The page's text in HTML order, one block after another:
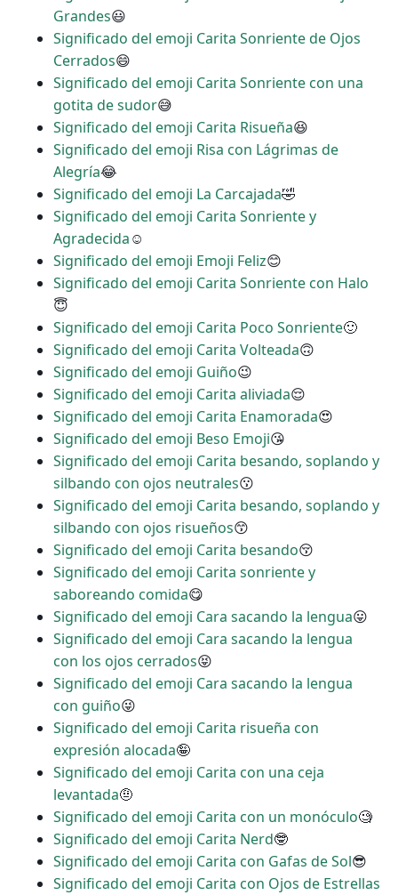
Grandes😃
Significado del emoji Carita Sonriente de Ojos
Cerrados😄
Significado del emoji Carita Sonriente con una
gotita de sudor😅
Significado del emoji Carita Risueña😆
Significado del emoji Risa con Lágrimas de
Alegría😂
Significado del emoji La Carcajada🤣
Significado del emoji Carita Sonriente y
Agradecida☺
Significado del emoji Emoji Feliz😊
Significado del emoji Carita Sonriente con Halo
😇
Significado del emoji Carita Poco Sonriente🙂
Significado del emoji Carita Volteada🙃
Significado del emoji Guiño😉
Significado del emoji Carita aliviada😌
Significado del emoji Carita Enamorada😍
Significado del emoji Beso Emoji😘
Significado del emoji Carita besando, soplando y
silbando con ojos neutrales😗
Significado del emoji Carita besando, soplando y
silbando con ojos risueños😙
Significado del emoji Carita besando😚
Significado del emoji Carita sonriente y
saboreando comida😋
Significado del emoji Cara sacando la lengua😛
Significado del emoji Cara sacando la lengua
con los ojos cerrados😝
Significado del emoji Cara sacando la lengua
con guiño😜
Significado del emoji Carita risueña con
expresión alocada🤪
Significado del emoji Carita con una ceja
levantada🤨
Significado del emoji Carita con un monóculo🧐
Significado del emoji Carita Nerd🤓
Significado del emoji Carita con Gafas de Sol😎
Significado del emoji Carita con Ojos de Estrellas